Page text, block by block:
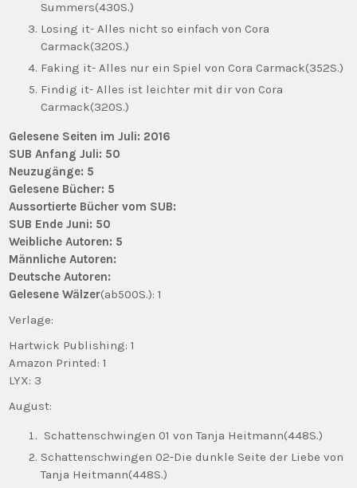
Summers(430S.)
Losing it- Alles nicht so einfach von Cora
Carmack(320S.)
Faking it- Alles nur ein Spiel von Cora Carmack(352S.)
Findig it- Alles ist leichter mit dir von Cora
Carmack(320S.)
Gelesene Seiten im Juli: 2016
SUB Anfang Juli: 50
Neuzugänge: 5
Gelesene Bücher: 5
Aussortierte Bücher vom SUB:
SUB Ende Juni: 50
Weibliche Autoren: 5
Männliche Autoren:
Deutsche Autoren:
Gelesene Wälzer(ab500S.): 1
Verlage:
Hartwick Publishing: 1
Amazon Printed: 1
LYX: 3
August:
Schattenschwingen 01 von Tanja Heitmann(448S.)
Schattenschwingen 02-Die dunkle Seite der Liebe von
Tanja Heitmann(448S.)